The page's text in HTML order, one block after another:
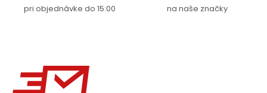
Servis náradia Hodnotenie obchodu
Kontakty
pri objednávke do 15:00 na naše značky